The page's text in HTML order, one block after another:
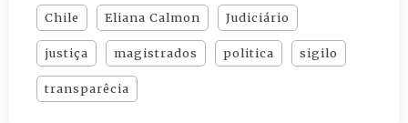
Chile Eliana Calmon Judiciário
justiça magistrados politica sigilo
transparêcia